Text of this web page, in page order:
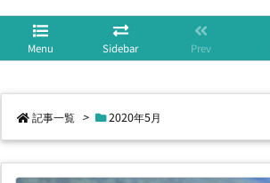
Menu Sidebar Prev
記事一覧 > 2020年5月